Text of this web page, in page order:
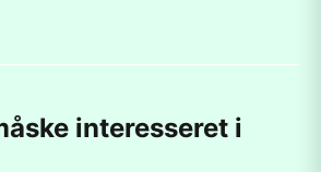
interesseret i